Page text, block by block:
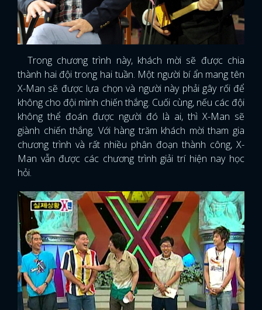
Trong chương trình này, khách mời sẽ được chia
thành hai đội trong hai tuần. Một người bí ẩn mang tên
X-Man sẽ được lựa chọn và người này phải gây rối để
không cho đội mình chiến thắng. Cuối cùng, nếu các đội
không thể đoán được người đó là ai, thì X-Man sẽ
giành chiến thắng. Với hàng trăm khách mời tham gia
chương trình và rất nhiều phân đoạn thành công, X-
Man vẫn được các chương trình giải trí hiện nay học
hỏi.